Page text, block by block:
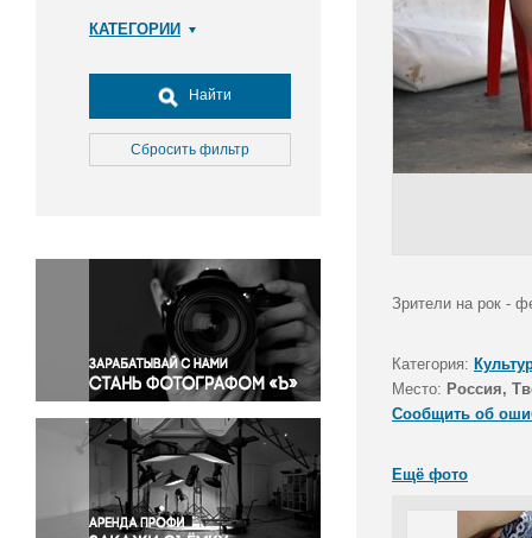
КАТЕГОРИИ
Досуг, туризм и отдых
Культура
Медицина
Окружающая среда
Политика
Правосудие
Происшествия и конфликты
Религия
Светская жизнь
Спорт
Экология
Экономика и бизнес
Найти
Сбросить фильтр
Зрители на рок -
Категория:
Место: Россия,
Сообщить об
Ещё фото